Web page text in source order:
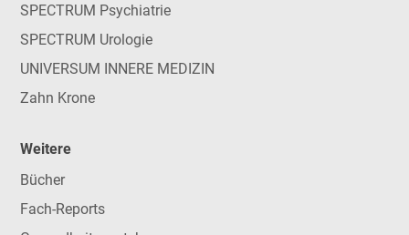
SPECTRUM Psychiatrie
SPECTRUM Urologie
UNIVERSUM INNERE MEDIZIN
Zahn Krone
Weitere
Bücher
Fach-Reports